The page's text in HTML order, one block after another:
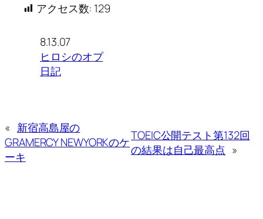
アクセス数: 129
8.13.07
ヒロシのオプ
日記
« 新宿高島屋の
GRAMERCY NEWYORKのケ
ーキ
TOEIC公開テスト第132回
の結果は自己最高点 »